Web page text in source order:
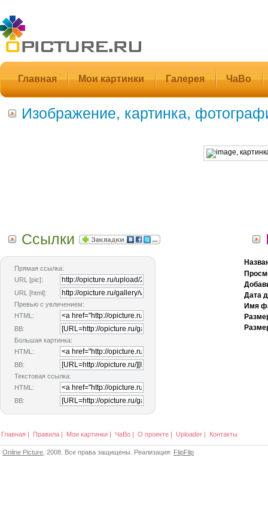
Главная Мои картинки Галерея ЧаВо
Изображение, картинка,
Ссылки
Прямая ссылка:
URL [pic]:
URL [html]:
Превью с увличением:
HTML:
BB:
Большая картинка:
HTML:
BB:
Текстовая ссылка:
HTML:
BB:
Дата
Имя
Главная | Правила | Мои картинки | ЧаВо | О проекте | Uploader | Контакты
Online Picture , 2008. Все права защищены. Реализация: FlipFlip